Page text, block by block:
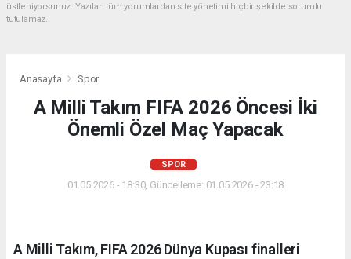
üstleniyorsunuz. Yazılan tüm yorumlardan site yönetimi hiçbir şekilde sorumlu
tutulamaz.
Anasayfa Spor
A Milli Takım FIFA 2026 Öncesi İki
Önemli Özel Maç Yapacak
SPOR
01.05.2026 - 18:30, Güncelleme: 01.05.2026 - 23:18
A Milli Takım, FIFA 2026 Dünya Kupası finalleri